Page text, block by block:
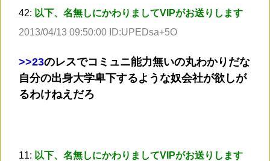
42: 以下、名無しにかわりましてVIPがお送りします
2013/04/13 09:50:00 ID:UPEDsa+5O
>>23のレスでコミュニ能力無いの丸わかりだな
自分の出身大学卑下するような奴会社が欲しが
るわけねえだろ
11: 以下、名無しにかわりましてVIPがお送りします